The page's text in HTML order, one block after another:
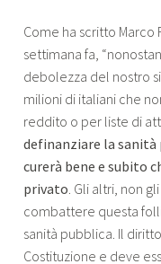
Come ha scritto Marco
settimana fa,
debolezza del nostro
milioni di italiani che
reddito o per liste di
definanziare la sanità
curerà bene e subito
privato. Gli altri, non
combattere questa
sanità pubblica. Il
Costituzione e deve